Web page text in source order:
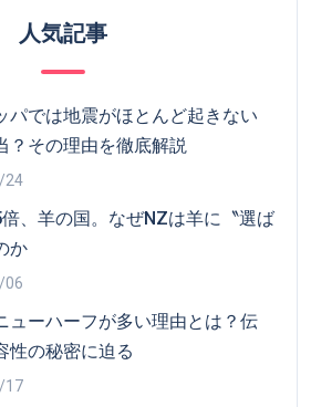
人気記事
パでは地震がほとんど起きない
？その理由を徹底解説
24
倍、羊の国。なぜNZは羊に〝選ば
か
06
ューハーフが多い理由とは？伝
性の秘密に迫る
17